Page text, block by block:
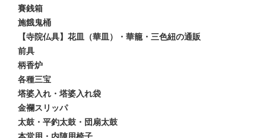
賽銭箱
施餓鬼桶
【寺院仏具】花皿（華皿）・華籠・三色紐の通販
前具
柄香炉
各種三宝
塔婆入れ・塔婆入れ袋
金襴スリッパ
太鼓・平釣太鼓・団扇太鼓